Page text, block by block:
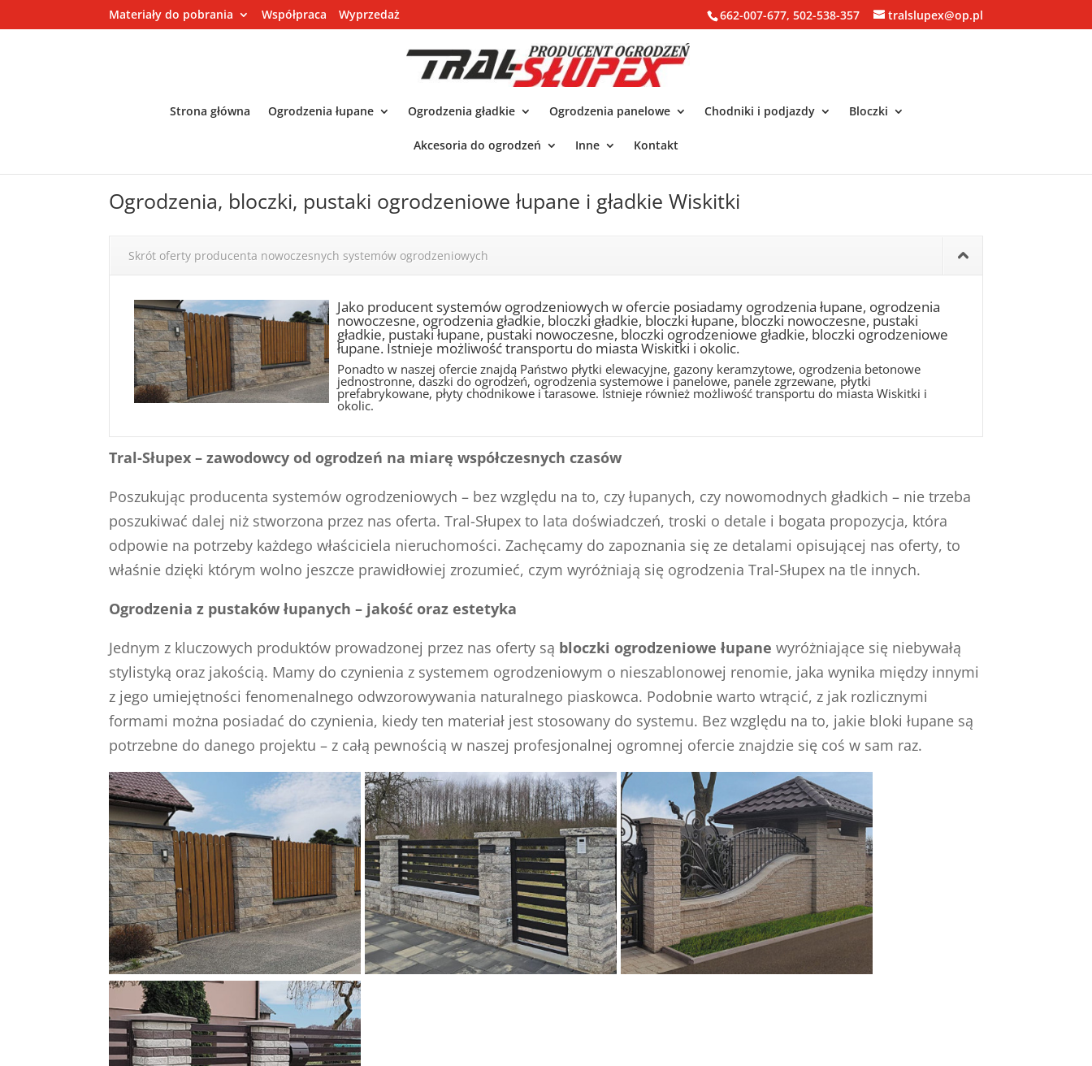
662-007-677, 502-538-357 tralslupex@op.pl
Materiały do pobrania Współpraca Wyprzedaż
Strona główna Ogrodzenia łupane Ogrodzenia gładkie Ogrodzenia panelowe Chodniki i podjazdy Bloczki
Akcesoria do ogrodzeń Inne Kontakt
Ogrodzenia, bloczki, pustaki ogrodzeniowe łupane i gładkie Wiskitki
Skrót oferty producenta nowoczesnych systemów ogrodzeniowych
Jako producent systemów ogrodzeniowych w ofercie posiadamy ogrodzenia łupane, ogrodzenia
nowoczesne, ogrodzenia gładkie, bloczki gładkie, bloczki łupane, bloczki nowoczesne, pustaki
gładkie, pustaki łupane, pustaki nowoczesne, bloczki ogrodzeniowe gładkie, bloczki ogrodzeniowe
łupane. Istnieje możliwość transportu do miasta Wiskitki i okolic.
Ponadto w naszej ofercie znajdą Państwo płytki elewacyjne, gazony keramzytowe, ogrodzenia betonowe
jednostronne, daszki do ogrodzeń, ogrodzenia systemowe i panelowe, panele zgrzewane, płytki
prefabrykowane, płyty chodnikowe i tarasowe. Istnieje również możliwość transportu do miasta Wiskitki i
okolic.
Tral-Słupex – zawodowcy od ogrodzeń na miarę współczesnych czasów
Poszukując producenta systemów ogrodzeniowych – bez względu na to, czy łupanych, czy nowomodnych gładkich – nie trzeba
poszukiwać dalej niż stworzona przez nas oferta. Tral-Słupex to lata doświadczeń, troski o detale i bogata propozycja, która
odpowie na potrzeby każdego właściciela nieruchomości. Zachęcamy do zapoznania się ze detalami opisującej nas oferty, to
właśnie dzięki którym wolno jeszcze prawidłowiej zrozumieć, czym wyróżniają się ogrodzenia Tral-Słupex na tle innych.
Ogrodzenia z pustaków łupanych – jakość oraz estetyka
Jednym z kluczowych produktów prowadzonej przez nas oferty są bloczki ogrodzeniowe łupane wyróżniające się niebywałą
stylistyką oraz jakością. Mamy do czynienia z systemem ogrodzeniowym o nieszablonowej renomie, jaka wynika między innymi
z jego umiejętności fenomenalnego odwzorowywania naturalnego piaskowca. Podobnie warto wtrącić, z jak rozlicznymi
formami można posiadać do czynienia, kiedy ten materiał jest stosowany do systemu. Bez względu na to, jakie bloki łupane są
potrzebne do danego projektu – z całą pewnością w naszej profesjonalnej ogromnej ofercie znajdzie się coś w sam raz.